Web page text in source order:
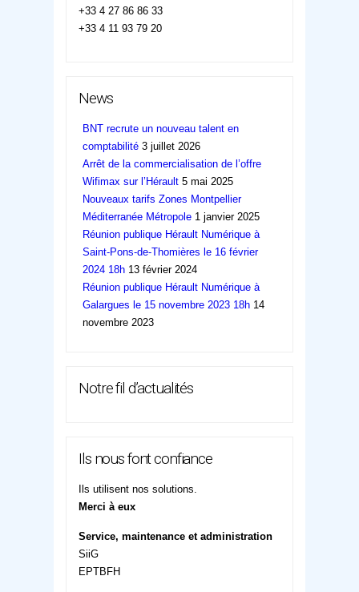
+33 4 27 86 86 33
+33 4 11 93 79 20
News
BNT recrute un nouveau talent en
comptabilité 3 juillet 2026
Arrêt de la commercialisation de l’offre
Wifimax sur l’Hérault 5 mai 2025
Nouveaux tarifs Zones Montpellier
Méditerranée Métropole 1 janvier 2025
Réunion publique Hérault Numérique à
Saint-Pons-de-Thomières le 16 février
2024 18h 13 février 2024
Réunion publique Hérault Numérique à
Galargues le 15 novembre 2023 18h 14
novembre 2023
Notre fil d’actualités
Ils nous font confiance
Ils utilisent nos solutions.
Merci à eux
Service, maintenance et administration
SiiG
EPTBFH